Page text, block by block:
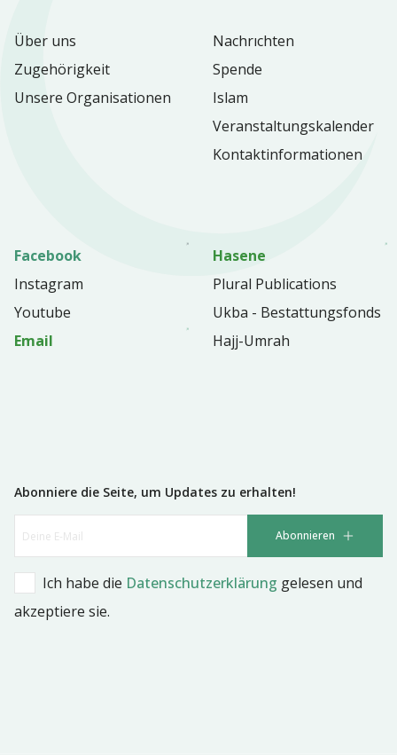
Über uns
Zugehörigkeit
Unsere Organisationen
Nachrıchten
Spende
Islam
Veranstaltungskalender
Kontaktinformationen
Facebook
Instagram
Youtube
Email
Hasene
Plural Publications
Ukba - Bestattungsfonds
Hajj-Umrah
Abonniere die Seite, um Updates zu erhalten!
Abonnieren
Ich habe die Datenschutzerklärung gelesen und
akzeptiere sie.